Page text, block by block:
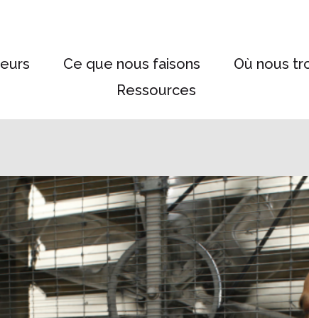
Ce que nous faisons
Où nous
Ressources